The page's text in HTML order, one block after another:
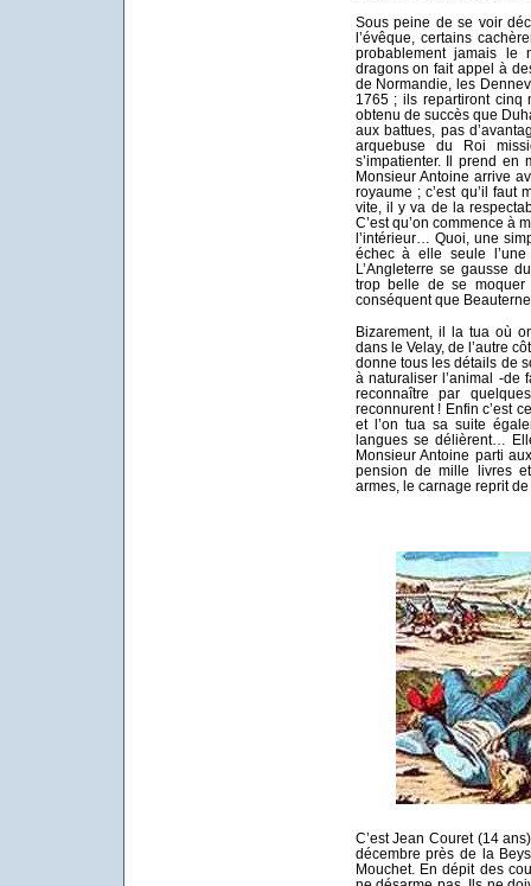
Sous peine de se voir
l’évêque, certains
probablement jamais le
dragons on fait appel à
de Normandie, les
1765 ; ils repartiront cinq
obtenu de succès que
aux battues, pas
arquebuse du Roi
s’impatienter. Il prend
Monsieur Antoine arrive
royaume ; c’est qu’il faut
vite, il y va de la
C’est qu’on commence à
l’intérieur… Quoi, une
échec à elle seule
L’Angleterre se gausse
trop belle de se moquer
conséquent que
Bizarement, il la tua où
dans le Velay, de l’autre
donne tous les détails de
à naturaliser l’animal -de
reconnaître par
reconnurent ! Enfin c’est
et l’on tua sa suite
langues se délièrent…
Monsieur Antoine parti
pension de mille livres
armes, le carnage reprit
C’est Jean Couret (14
décembre près de la
Mouchet. En dépit des